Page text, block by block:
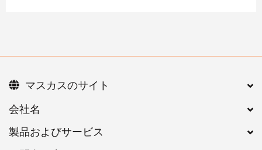
会社名
製品およびサービス
マスカスのサイト